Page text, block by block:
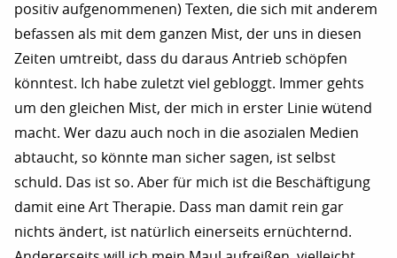
positiv aufgenommenen) Texten, die sich mit anderem
befassen als mit dem ganzen Mist, der uns in diesen
Zeiten umtreibt, dass du daraus Antrieb schöpfen
könntest. Ich habe zuletzt viel gebloggt. Immer gehts
um den gleichen Mist, der mich in erster Linie wütend
macht. Wer dazu auch noch in die asozialen Medien
abtaucht, so könnte man sicher sagen, ist selbst
schuld. Das ist so. Aber für mich ist die Beschäftigung
damit eine Art Therapie. Dass man damit rein gar
nichts ändert, ist natürlich einerseits ernüchternd.